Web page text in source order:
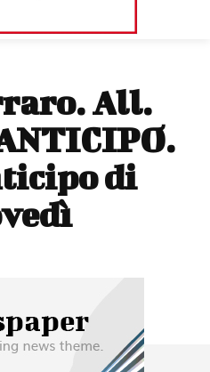
All.
di